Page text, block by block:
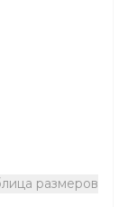
размеров